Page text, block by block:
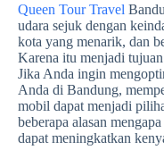
Queen Tour Travel
udara sejuk dengan
kota yang menarik, dan
Karena itu menjadi
Jika Anda ingin
Anda di Bandung,
mobil dapat menjadi
beberapa alasan
dapat meningkatkan